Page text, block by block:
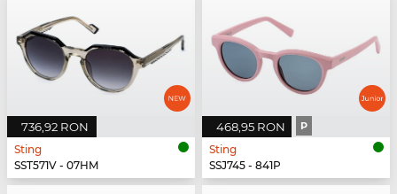
736,92 RON
Sting
SST571V - 07HM
468,95 RON P
Sting
SSJ745 - 841P